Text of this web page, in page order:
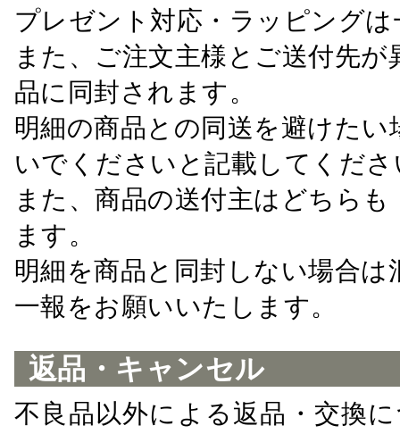
プレゼント対応・ラッピング
また、ご注文主様とご送付先
品に同封されます。
明細の商品との同送を避けた
いでくださいと記載してくださ
また、商品の送付主はどちら
ます。
明細を商品と同封しない場合
一報をお願いいたします。
返品・キャンセル
不良品以外による返品・交換